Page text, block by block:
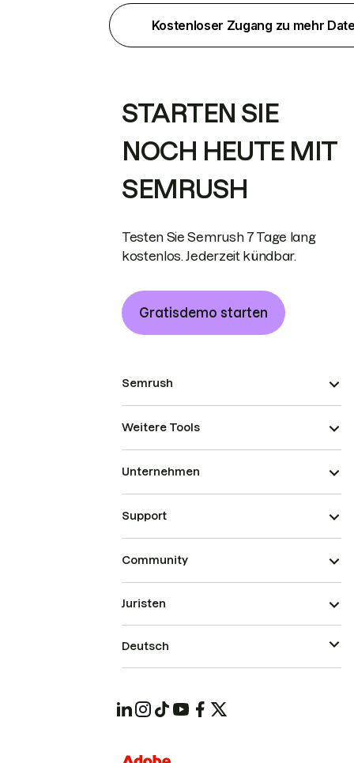
Kostenloser Zugang zu mehr
STARTEN SIE
NOCH HEUTE MIT
SEMRUSH
Testen Sie Semrush 7 Tage lang
kostenlos. Jederzeit kündbar.
Gratisdemo starten
Semrush
Weitere Tools
Unternehmen
Support
Community
Juristen
Deutsch